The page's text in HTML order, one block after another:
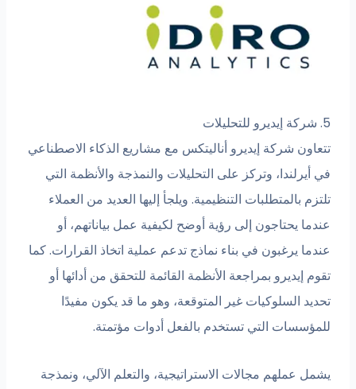
5. شركة إيديرو للتحليلات
تتعاون شركة إيديرو أناليتكس مع مشاريع الذكاء الاصطناعي
في أيرلندا، وتركز على التحليلات والنمذجة والأنظمة التي
تلتزم بالمتطلبات التنظيمية. ويلجأ إليها العديد من العملاء
عندما يحتاجون إلى رؤية أوضح لكيفية عمل بياناتهم، أو
عندما يرغبون في بناء نماذج تدعم عملية اتخاذ القرارات. كما
تقوم إيديرو بمراجعة الأنظمة القائمة للتحقق من أدائها أو
تحديد السلوكيات غير المتوقعة، وهو ما قد يكون مفيدًا
للمؤسسات التي تستخدم بالفعل أدوات مؤتمتة.
يشمل عملهم مجالات الاستراتيجية، والتعلم الآلي، ونمذجة